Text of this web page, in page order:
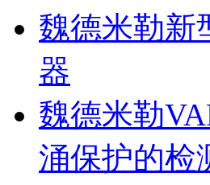
魏德米勒新
器
魏德米勒
涌保护的检